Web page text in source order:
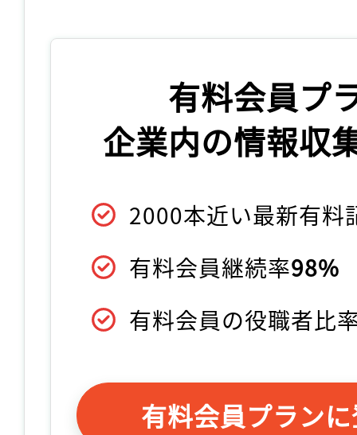
有料会員プ
企業内の情報収
2000本近い最新有料
有料会員継続率98%
有料会員の役職者比
有料会員プラン